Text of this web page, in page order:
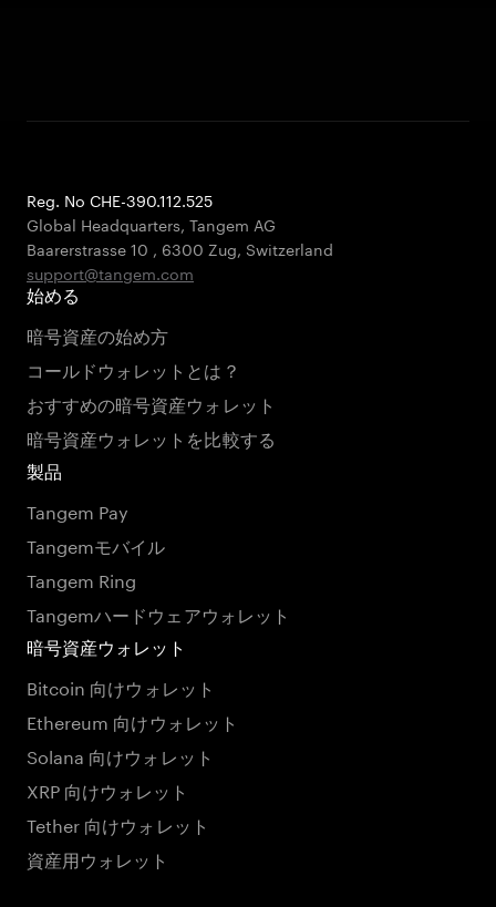
Reg. No CHE-390.112.525
Global Headquarters, Tangem AG
Baarerstrasse 10 , 6300 Zug, Switzerland
support@tangem.com
始める
暗号資産の始め方
コールドウォレットとは？
おすすめの暗号資産ウォレット
暗号資産ウォレットを比較する
製品
Tangem Pay
Tangemモバイル
Tangem Ring
Tangemハードウェアウォレット
暗号資産ウォレット
Bitcoin 向けウォレット
Ethereum 向けウォレット
Solana 向けウォレット
XRP 向けウォレット
Tether 向けウォレット
資産用ウォレット